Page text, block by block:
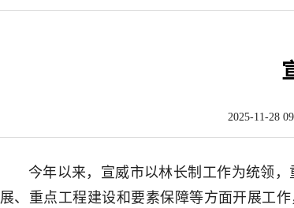
2025-11-28
今年以来，宣威市以林长制工作为统领
展、重点工程建设和要素保障等方面开展工